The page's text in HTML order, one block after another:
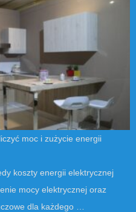
moc i zużycie energii
koszty energii elektrycznej
mocy elektrycznej oraz
dla każdego …